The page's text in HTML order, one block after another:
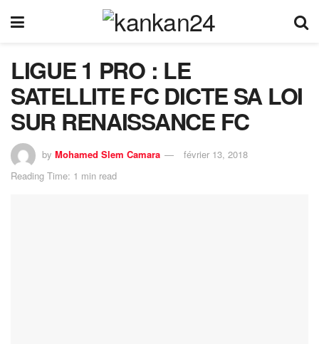
LIGUE 1 PRO : LE
SATELLITE FC DICTE SA LOI
SUR RENAISSANCE FC
by Mohamed Slem Camara
février 13, 2018
Reading Time: 1 min read